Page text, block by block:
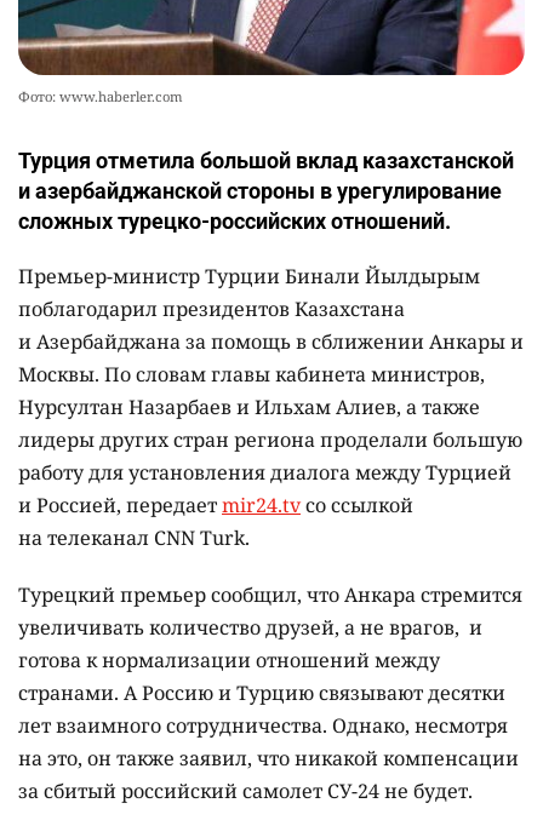
Фото: www.haberler.com
Турция отметила большой вклад казахстанской
и азербайджанской стороны в урегулирование
сложных турецко-российских отношений.
Премьер-министр Турции Бинали Йылдырым
поблагодарил президентов Казахстана
и Азербайджана за помощь в сближении Анкары и
Москвы. По словам главы кабинета министров,
Нурсултан Назарбаев и Ильхам Алиев, а также
лидеры других стран региона проделали большую
работу для установления диалога между Турцией
и Россией, передаетmir24.tvсо ссылкой
на телеканал CNN Turk.
Турецкий премьер сообщил, что Анкара стремится
увеличивать количество друзей, а не врагов, и
готова к нормализации отношений между
странами. А Россию и Турцию связывают десятки
лет взаимного сотрудничества. Однако, несмотря
на это, он также заявил, что никакой компенсации
за сбитый российский самолет СУ-24 не будет.